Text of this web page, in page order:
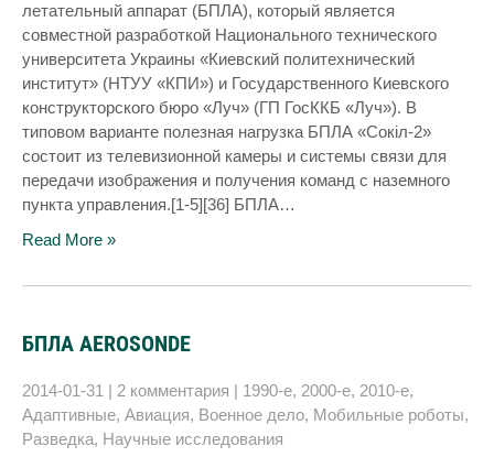
летательный аппарат (БПЛА), который является
совместной разработкой Национального технического
университета Украины «Киевский политехнический
институт» (НТУУ «КПИ») и Государственного Киевского
конструкторского бюро «Луч» (ГП ГосККБ «Луч»). В
типовом варианте полезная нагрузка БПЛА «Сокіл-2»
состоит из телевизионной камеры и системы связи для
передачи изображения и получения команд с наземного
пункта управления.[1-5][36] БПЛА…
Read More »
БПЛА AEROSONDE
2014-01-31 | 2 комментария | 1990-е, 2000-е, 2010-е,
Адаптивные, Авиация, Военное дело, Мобильные роботы,
Разведка, Научные исследования